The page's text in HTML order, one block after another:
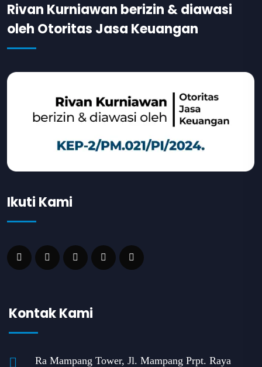
Rivan Kurniawan berizin & diawasi
oleh Otoritas Jasa Keuangan
Ikuti Kami
Kontak Kami
Ra Mampang Tower, Jl. Mampang Prpt. Raya